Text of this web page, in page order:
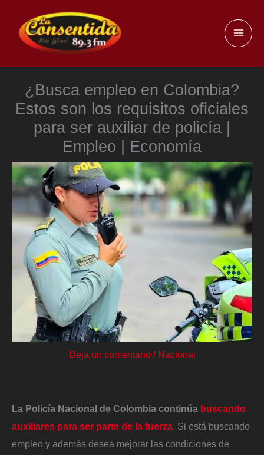
contenido
¿Busca empleo en Colombia?
Estos son los requisitos oficiales
para ser auxiliar de policía |
Empleo | Economía
Deja un comentario / Nacional
La Policía Nacional de Colombia continúa buscando
auxiliares para ser parte de la fuerza. Si está buscando
empleo y además desea mejorar las condiciones de